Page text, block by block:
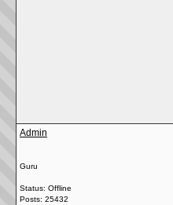
Admin
Guru
Status: Offline
Posts: 25432